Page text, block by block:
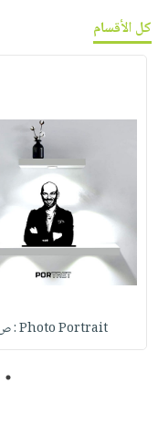
كل الأقسام
Photo Portrait : ص
1